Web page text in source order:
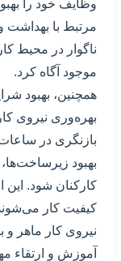
وظایف خود را
مرتبط با بهداشت
ناگوار در محیط
موجود آگاه کرد.
همچنین، بهبود
بهره‌وری نیروی
بازنگری در
بهبود
کارکنان شود. این
کیفیت کار
نیروی کار ماهر و
آموزش و ارتقاء